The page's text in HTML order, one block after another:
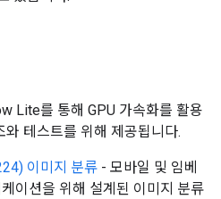
Lite를 통해 GPU 가속화를 활용
테스트를 위해 제공됩니다.
이미지 분류 - 모바일 및 임베
이션을 위해 설계된 이미지 분류